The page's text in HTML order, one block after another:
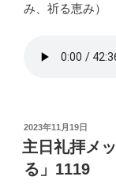
み、祈る恵み）
投
稿
日:
2023年11月19日
主日礼拝メ
る」1119